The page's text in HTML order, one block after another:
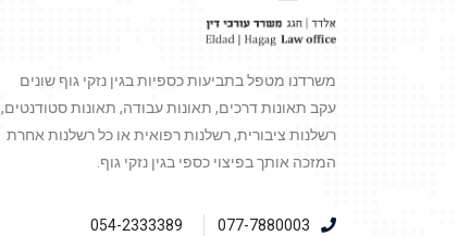
משרדנו מטפל בתביעות כספיות בגין נזקי גוף שונים
עקב תאונות דרכים, תאונות עבודה, תאונות סטודנטים,
רשלנות ציבורית, רשלנות רפואית או כל רשלנות אחרת
המזכה אותך בפיצוי כספי בגין נזקי גוף.
077-7880003
054-2333389